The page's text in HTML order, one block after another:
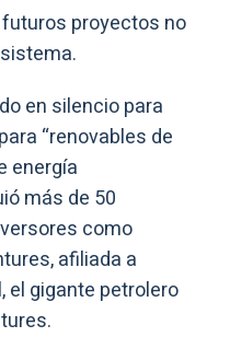
proyectos no
en silencio para
“renovables de
energía
más de 50
como
afiliada a
el gigante petrolero